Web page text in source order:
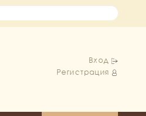
Вход
Регистрация